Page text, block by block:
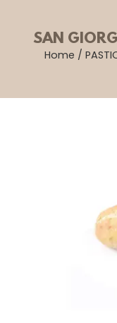
SAN
Home /